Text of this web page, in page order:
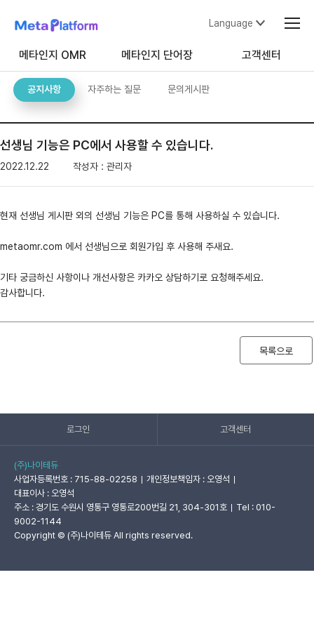
메타인지 OMR 메타인지 단어장 고객센터
Language
공지사항 자주하는 질문 문의게시판
선생님 기능은 PC에서 사용할 수 있습니다.
2022.12.22 작성자 : 관리자
현재 선생님 게시판 외의 선생님 기능은 PC를 통해 사용하실 수 있습니다.
metaomr.com 에서 선생님으로 회원가입 후 사용해 주새요.
기타 궁금하신 사항이나 개선사항은 카카오 상담하기로 요청해주세요.
감사합니다.
목록으로
로그인 고객센터
(주)나이테듀
사업자등록번호 : 715-88-02258
개인정보책임자 : 오영석
대표이사 : 오영석
주소 : 경기도 수원시 영통구 영통로200번길 21, 304-301호
Tel : 010-
9002-1144
Copyright © (주)나이테듀 All rights reserved.